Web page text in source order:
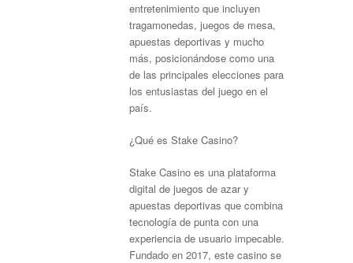
entretenimiento que incluyen
tragamonedas, juegos de mesa,
apuestas deportivas y mucho
más, posicionándose como una
de las principales elecciones para
los entusiastas del juego en el
país.
¿Qué es Stake Casino?
Stake Casino es una plataforma
digital de juegos de azar y
apuestas deportivas que combina
tecnología de punta con una
experiencia de usuario impecable.
Fundado en 2017, este casino se